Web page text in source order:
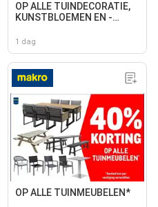
OP ALLE TUINDECORATIE,
KUNSTBLOEMEN EN -
1 dag
OP ALLE TUINMEUBELEN*